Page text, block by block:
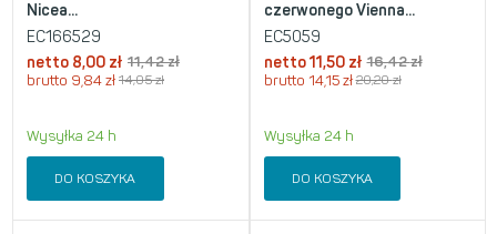
Nicea...
EC166529
netto 8,00 zł 11,42zł
brutto 9,84 zł 14,05zł
Wysyłka 24 h
DO KOSZYKA
czerwonego Vienna...
EC5059
netto 11,50 zł 16,42zł
brutto 14,15 zł 20,20zł
Wysyłka 24 h
DO KOSZYKA